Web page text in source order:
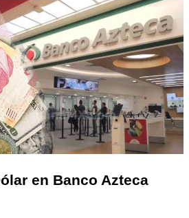
en Banco Azteca